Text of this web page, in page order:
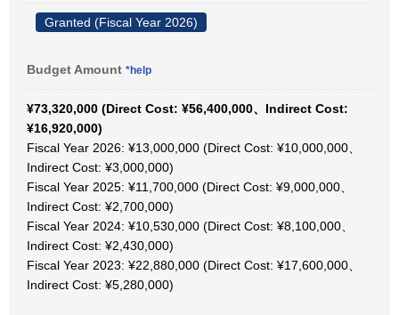
Granted (Fiscal Year 2026)
Budget Amount *help
¥73,320,000 (Direct Cost: ¥56,400,000、Indirect Cost:
¥16,920,000)
Fiscal Year 2026: ¥13,000,000 (Direct Cost: ¥10,000,000、
Indirect Cost: ¥3,000,000)
Fiscal Year 2025: ¥11,700,000 (Direct Cost: ¥9,000,000、
Indirect Cost: ¥2,700,000)
Fiscal Year 2024: ¥10,530,000 (Direct Cost: ¥8,100,000、
Indirect Cost: ¥2,430,000)
Fiscal Year 2023: ¥22,880,000 (Direct Cost: ¥17,600,000、
Indirect Cost: ¥5,280,000)